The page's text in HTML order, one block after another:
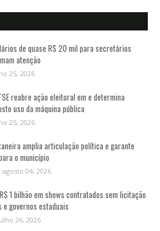
de quase R$ 20 mil para secretários
atenção
25, 2026
TSE reabre ação eleitoral em e determina
uso da máquina pública
25, 2026
amplia articulação política e garante
o município
04, 2026
1 bilhão em shows contratados sem licitação
governos estaduais
26, 2026